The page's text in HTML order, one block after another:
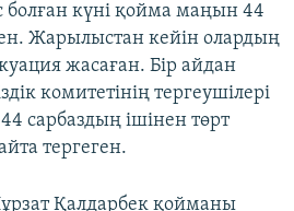
күні қойма маңын 44
Жарылыстан кейін олардың
жасаған. Бір айдан
комитетінің тергеушілері
сарбаздың ішінен төрт
тергеген.
Қалдарбек қойманы